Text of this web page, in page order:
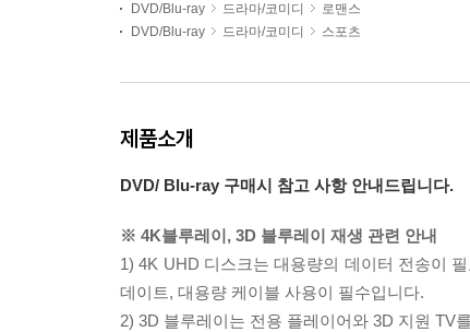
DVD/Blu-ray 드라마/코미디
로맨스
DVD/Blu-ray
드라마/코미디 스포츠
제품소개
DVD/ Blu-ray 구매시 참고 사항 안내드립니다.
※ 4K블루레이, 3D 블루레이 재생 관련 안내
1) 4K UHD 디스크는 대용량의 데이터 전송이
데이트, 대용량 케이블 사용이 필수입니다.
2) 3D 블루레이는 전용 플레이어와 3D 지원 TV